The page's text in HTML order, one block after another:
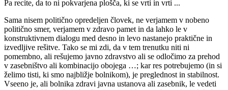
Pa recite, da to ni pokvarjena plošča, ki se vrti in vrti ...
Sama nisem politično opredeljen človek, ne verjamem v nobeno
politično smer, verjamem v zdravo pamet in da lahko le v
konstruktivnem dialogu med desno in levo nastanejo praktične in
izvedljive rešitve. Tako se mi zdi, da v tem trenutku niti ni
pomembno, ali rešujemo javno zdravstvo ali se odločimo za prehod
v zasebništvo ali kombinacijo obojega …; kar res potrebujemo (in si
želimo tisti, ki smo najbližje bolnikom), je preglednost in stabilnost.
Vseeno je, ali bolnika zdravi javna ustanova ali zasebnik, le vedeti